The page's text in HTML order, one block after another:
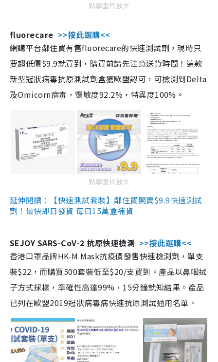
點擊圖片放大
fluorecare >>按此選購<<
網購平台鄰住買有售fluorecare的快速測試劑，現時只
要超低價$9.9就買到，購買前請先注意送貨時間！這款
新型冠狀病毒抗原測試劑盒獲歐盟認可，可檢測到Delta
及Omicorn病毒，靈敏度92.2%，特異度100%。
點擊圖片放大
延伸閱讀：【快速測試套裝】鄰住買開賣$9.9快速測試
劑！最快即日發貨 每日15萬盒補貨
SEJOY SARS-CoV-2 抗原快速檢測 >>按此選購<<
香港口罩品牌HK-M Mask抗疫價發售快速檢測劑，單支
裝$22，而購買500套裝低至$20/支買到。產品以鼻咽拭
子方式採樣，準確性高達99%，15分鐘就知結果。產品
已列在歐盟2019冠狀病毒病快速抗原測試通用名單。